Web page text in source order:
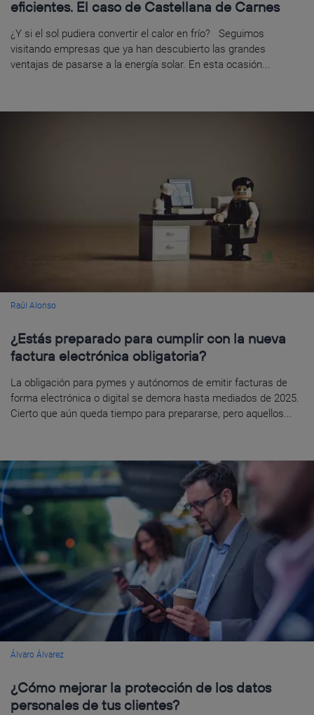
eficientes. El caso de Castellana de Carnes
¿Y si el sol pudiera convertir el calor en frío? Seguimos
visitando empresas que ya han descubierto las grandes
ventajas de pasarse a la energía solar. En esta ocasión...
Raúl Alonso
¿Estás preparado para cumplir con la nueva
factura electrónica obligatoria?
La obligación para pymes y autónomos de emitir facturas de
forma electrónica o digital se demora hasta mediados de 2025.
Cierto que aún queda tiempo para prepararse, pero aquellos...
Álvaro Álvarez
¿Cómo mejorar la protección de los datos
personales de tus clientes?